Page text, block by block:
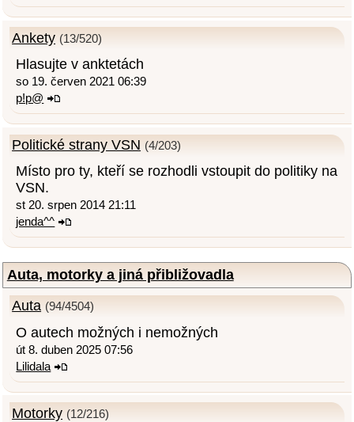
Ankety (13/520)
Hlasujte v anktetách
so 19. červen 2021 06:39
p!p@
Politické strany VSN (4/203)
Místo pro ty, kteří se rozhodli vstoupit do politiky na
VSN.
st 20. srpen 2014 21:11
jenda^^
Auta, motorky a jiná přibližovadla
Auta (94/4504)
O autech možných i nemožných
út 8. duben 2025 07:56
Lilidala
Motorky (12/216)